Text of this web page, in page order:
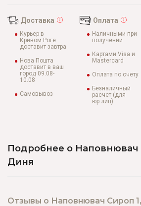
Доставка
Курьер в
Кривом Роге
доставит завтра
Нова Пошта
доставит в ваш
город 09.08-
10.08
Самовывоз
Оплата
Наличными при
получении
Картами Visa и
Mastercard
Оплата по счету
Безналичный
расчет (для
юр.лиц)
Подробнее о Наповнювач
Диня
Отзывы о Наповнювач Сироп